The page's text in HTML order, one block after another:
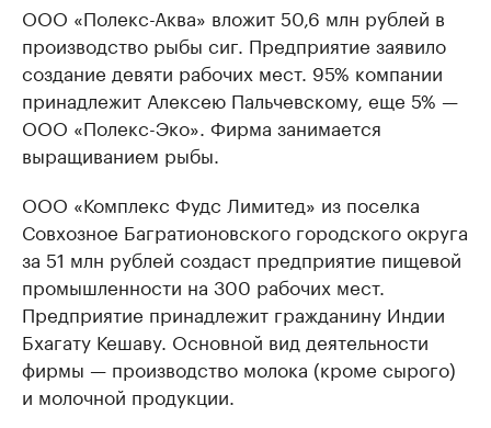
ООО «Полекс-Аква» вложит 50,6 млн рублей в
производство рыбы сиг. Предприятие заявило
создание девяти рабочих мест. 95% компании
принадлежит Алексею Пальчевскому, еще 5% —
ООО «Полекс-Эко». Фирма занимается
выращиванием рыбы.
ООО «Комплекс Фудс Лимитед» из поселка
Совхозное Багратионовского городского округа
за 51 млн рублей создаст предприятие пищевой
промышленности на 300 рабочих мест.
Предприятие принадлежит гражданину Индии
Бхагату Кешаву. Основной вид деятельности
фирмы — производство молока (кроме сырого)
и молочной продукции.